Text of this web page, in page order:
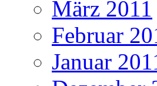
März 2011
Februar
Januar